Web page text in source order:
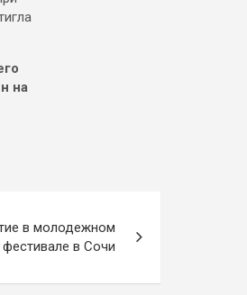
на
в молодежном
фестивале в Сочи